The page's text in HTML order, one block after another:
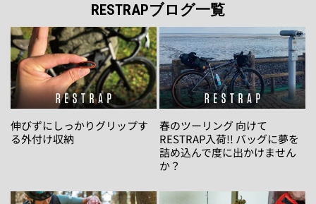
RESTRAPブログ一覧
伸びずにしっかりグリップす
る外付け収納
春のツーリング 向けて
RESTRAP入荷!! バッグに夢を
詰め込んで度に出かけません
か？